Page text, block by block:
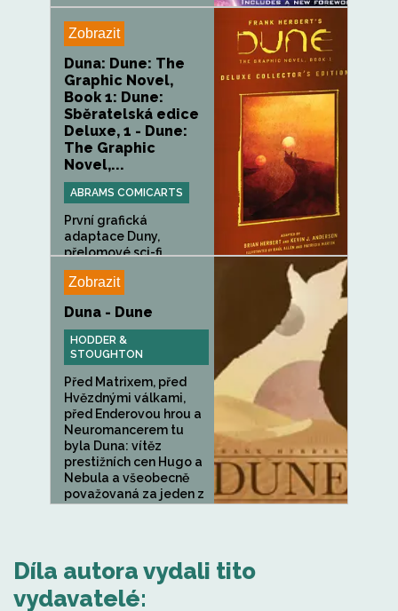
Zobrazit
Duna: Dune: The
Graphic Novel,
Book 1: Dune:
Sběratelská edice
Deluxe, 1 - Dune:
The Graphic
Novel,...
ABRAMS COMICARTS
První grafická
adaptace Duny,
přelomové sci-fi...
Zobrazit
Duna - Dune
HODDER &
STOUGHTON
Před Matrixem, před
Hvězdnými válkami,
před Enderovou hrou a
Neuromancerem tu
byla Duna: vítěz
prestižních cen Hugo a
Nebula a všeobecně
považovaná za jeden z
Díla autora vydali tito
vydavatelé: